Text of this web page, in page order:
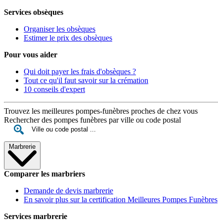
Services obsèques
Organiser les obsèques
Estimer le prix des obsèques
Pour vous aider
Qui doit payer les frais d'obsèques ?
Tout ce qu'il faut savoir sur la crémation
10 conseils d'expert
Trouvez les meilleures pompes-funèbres proches de chez vous
Rechercher des pompes funèbres par ville ou code postal
Marbrerie
Comparer les marbriers
Demande de devis marbrerie
En savoir plus sur la certification Meilleures Pompes Funèbres
Services marbrerie